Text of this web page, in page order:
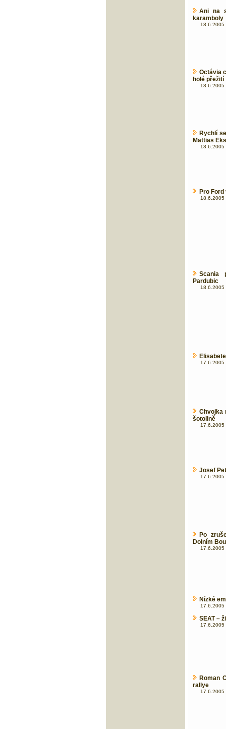
Ani na
karamboly
18.6.2005
Octávia
holé přežití
18.6.2005
Rychlí
Mattias
18.6.2005
Pro
18.6.2005
Scania
Pardubic
18.6.2005
17.6.2005
Chvojka
šotolině
17.6.2005
Josef
17.6.2005
Po
Dolním
17.6.2005
Nízké
17.6.2005
SEAT –
17.6.2005
Roman
rallye
17.6.2005